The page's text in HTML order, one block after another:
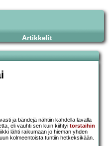
Artikkelit
ja bändejä nähtiin kahdella lavalla
eli vauhti sen kuin kiihtyi torstaihin
lähti raikumaan jo hieman yhden
kolmeentoista tuntiin hetkeksikään.